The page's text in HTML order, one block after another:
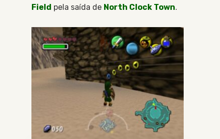
Field pela saída de North Clock Town.